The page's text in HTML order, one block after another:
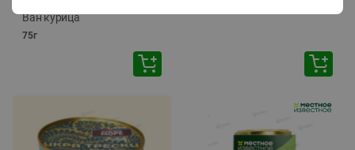
Ван курица
75г